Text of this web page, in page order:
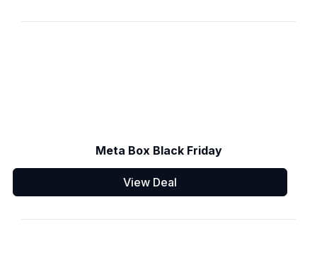
Meta Box Black Friday
View Deal